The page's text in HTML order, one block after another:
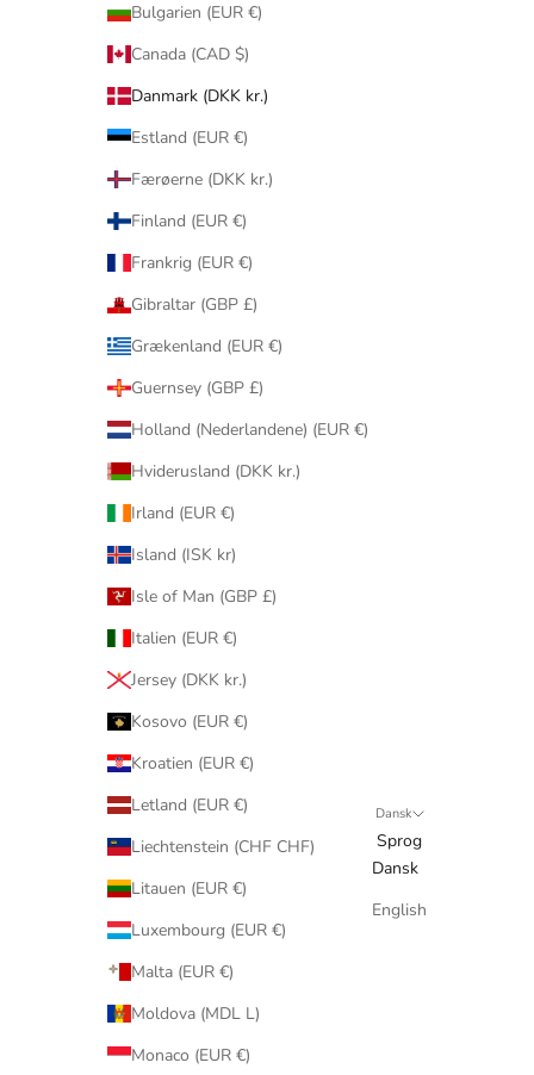
Bulgarien (EUR €)
Canada (CAD $)
Danmark (DKK kr.)
Estland (EUR €)
Færøerne (DKK kr.)
Finland (EUR €)
Frankrig (EUR €)
Gibraltar (GBP £)
Grækenland (EUR €)
Guernsey (GBP £)
Holland (Nederlandene) (EUR €)
Hviderusland (DKK kr.)
Irland (EUR €)
Island (ISK kr)
Isle of Man (GBP £)
Italien (EUR €)
Jersey (DKK kr.)
Kosovo (EUR €)
Kroatien (EUR €)
Letland (EUR €)
Liechtenstein (CHF CHF)
Litauen (EUR €)
Luxembourg (EUR €)
Malta (EUR €)
Moldova (MDL L)
Monaco (EUR €)
Dansk
Sprog
Dansk
English